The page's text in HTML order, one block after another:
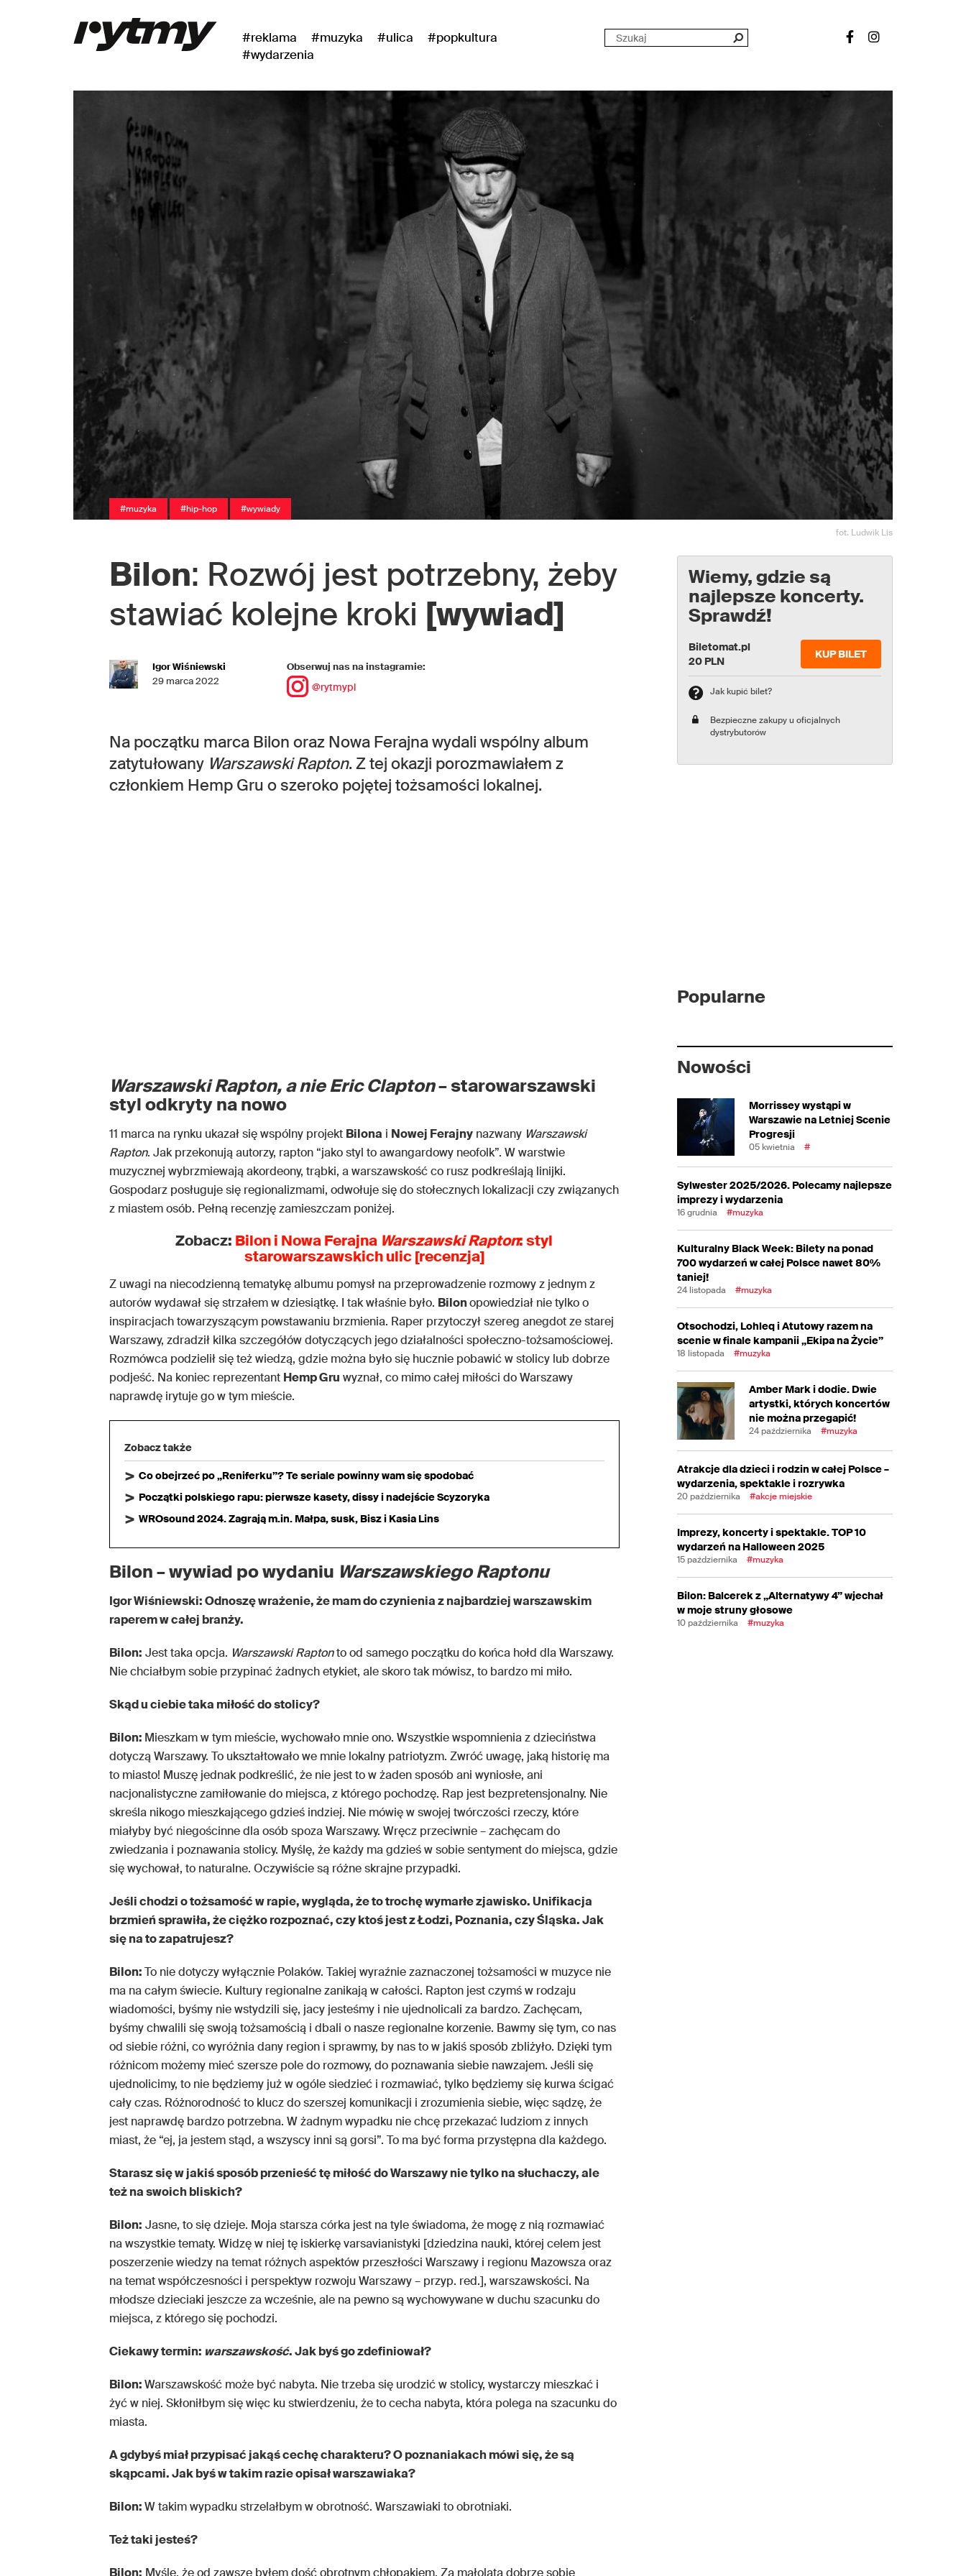
#reklama #muzyka #ulica
#popkultura
#wydarzenia
#muzyka #hip-hop #wywiady
fot. Ludwik Lis
Bilon: Rozwój jest potrzebny, żeby
stawiać kolejne kroki [wywiad]
Igor Wiśniewski
29 marca 2022
Obserwuj nas na instagramie:
@rytmypl
Na początku marca Bilon oraz Nowa Ferajna wydali wspólny album
zatytułowany Warszawski Rapton. Z tej okazji porozmawiałem z
członkiem Hemp Gru o szeroko pojętej tożsamości lokalnej.
Warszawski Rapton, a nie Eric Clapton– starowarszawski
styl odkryty na nowo
11 marca na rynku ukazał się wspólny projekt Bilona i Nowej Ferajny nazwany Warszawski
Rapton. Jak przekonują autorzy, rapton “jako styl to awangardowy neofolk”. W warstwie
muzycznej wybrzmiewają akordeony, trąbki, a warszawskość co rusz podkreślają linijki.
Gospodarz posługuje się regionalizmami, odwołuje się do stołecznych lokalizacji czy związanych
z miastem osób. Pełną recenzję zamieszczam poniżej.
Zobacz: Bilon i Nowa Ferajna Warszawski Rapton: styl
starowarszawskich ulic [recenzja]
Z uwagi na niecodzienną tematykę albumu pomysł na przeprowadzenie rozmowy z jednym z
autorów wydawał się strzałem w dziesiątkę. I tak właśnie było. Bilonopowiedział nie tylko o
inspiracjach towarzyszącym powstawaniu brzmienia. Raper przytoczył szereg anegdot ze starej
Warszawy, zdradził kilka szczegółów dotyczących jego działalności społeczno-tożsamościowej.
Rozmówca podzielił się też wiedzą, gdzie można było się hucznie pobawić w stolicy lub dobrze
podjeść. Na koniec reprezentant Hemp Gru wyznał, co mimo całej miłości do Warszawy
naprawdę irytuje go w tym mieście.
Zobacz także
Co obejrzeć po „Reniferku”? Te seriale powinny wam się spodobać
Początki polskiego rapu: pierwsze kasety, dissy i nadejście Scyzoryka
WROsound 2024. Zagrają m.in. Małpa, susk, Bisz i Kasia Lins
Bilon – wywiad po wydaniu Warszawskiego Raptonu
Igor Wiśniewski: Odnoszę wrażenie, że mam do czynienia z najbardziej warszawskim
raperem w całej branży.
Bilon: Jest taka opcja. Warszawski Raptonto od samego początku do końca hołd dla Warszawy.
Nie chciałbym sobie przypinać żadnych etykiet, ale skoro tak mówisz, to bardzo mi miło.
Skąd u ciebie taka miłość do stolicy?
Bilon: Mieszkam w tym mieście, wychowało mnie ono. Wszystkie wspomnienia z dzieciństwa
dotyczą Warszawy. To ukształtowało we mnie lokalny patriotyzm. Zwróć uwagę, jaką historię ma
to miasto! Muszę jednak podkreślić, że nie jest to w żaden sposób ani wyniosłe, ani
nacjonalistyczne zamiłowanie do miejsca, z którego pochodzę. Rap jest bezpretensjonalny. Nie
skreśla nikogo mieszkającego gdzieś indziej. Nie mówię w swojej twórczości rzeczy, które
miałyby być niegościnne dla osób spoza Warszawy. Wręcz przeciwnie – zachęcam do
zwiedzania i poznawania stolicy. Myślę, że każdy ma gdzieś w sobie sentyment do miejsca, gdzie
się wychował, to naturalne. Oczywiście są różne skrajne przypadki.
Jeśli chodzi o tożsamość w rapie, wygląda, że to trochę wymarłe zjawisko. Unifikacja
brzmień sprawiła, że ciężko rozpoznać, czy ktoś jest z Łodzi, Poznania, czy Śląska. Jak
się na to zapatrujesz?
Bilon:To nie dotyczy wyłącznie Polaków. Takiej wyraźnie zaznaczonej tożsamości w muzyce nie
ma na całym świecie. Kultury regionalne zanikają w całości. Rapton jest czymś w rodzaju
wiadomości, byśmy nie wstydzili się, jacy jesteśmy i nie ujednolicali za bardzo. Zachęcam,
byśmy chwalili się swoją tożsamością i dbali o nasze regionalne korzenie. Bawmy się tym, co nas
od siebie różni, co wyróżnia dany region i sprawmy, by nas to w jakiś sposób zbliżyło. Dzięki tym
różnicom możemy mieć szersze pole do rozmowy, do poznawania siebie nawzajem. Jeśli się
ujednolicimy, to nie będziemy już w ogóle siedzieć i rozmawiać, tylko będziemy się kurwa ścigać
cały czas. Różnorodność to klucz do szerszej komunikacji i zrozumienia siebie, więc sądzę, że
jest naprawdę bardzo potrzebna. W żadnym wypadku nie chcę przekazać ludziom z innych
miast, że “ej, ja jestem stąd, a wszyscy inni są gorsi”. To ma być forma przystępna dla każdego.
Starasz się w jakiś sposób przenieść tę miłość do Warszawy nie tylko na słuchaczy, ale
też na swoich bliskich?
Bilon: Jasne, to się dzieje. Moja starsza córka jest na tyle świadoma, że mogę z nią rozmawiać
na wszystkie tematy. Widzę w niej tę iskierkę varsavianistyki [dziedzina nauki, której celem jest
poszerzenie wiedzy na temat różnych aspektów przeszłości Warszawy i regionu Mazowsza oraz
na temat współczesności i perspektyw rozwoju Warszawy – przyp. red.], warszawskości. Na
młodsze dzieciaki jeszcze za wcześnie, ale na pewno są wychowywane w duchu szacunku do
miejsca, z którego się pochodzi.
Ciekawy termin: warszawskość. Jak byś go zdefiniował?
Bilon:Warszawskość może być nabyta. Nie trzeba się urodzić w stolicy, wystarczy mieszkać i
żyć w niej. Skłoniłbym się więc ku stwierdzeniu, że to cecha nabyta, która polega na szacunku do
miasta.
A gdybyś miał przypisać jakąś cechę charakteru? O poznaniakach mówi się, że są
skąpcami. Jak byś w takim razie opisał warszawiaka?
Bilon:W takim wypadku strzelałbym w obrotność. Warszawiaki to obrotniaki.
Też taki jesteś?
Bilon: Myślę, że od zawsze byłem dość obrotnym chłopakiem. Za małolata dobrze sobie
Wiemy, gdzie są
najlepsze koncerty.
Sprawdź!
Biletomat.pl
20 PLN
KUP BILET
Jak kupić bilet?
Bezpieczne zakupy u oficjalnych
dystrybutorów
Popularne
Nowości
Morrissey wystąpi w
Warszawie na Letniej Scenie
Progresji
05 kwietnia #
Sylwester 2025/2026. Polecamy najlepsze
imprezy i wydarzenia
16 grudnia #muzyka
Kulturalny Black Week: Bilety na ponad
700 wydarzeń w całej Polsce nawet 80%
taniej!
24 listopada #muzyka
Otsochodzi, Lohleq i Atutowy razem na
scenie w finale kampanii „Ekipa na Życie”
18 listopada #muzyka
Amber Mark i dodie. Dwie
artystki, których koncertów
nie można przegapić!
24 października #muzyka
Atrakcje dla dzieci i rodzin w całej Polsce –
wydarzenia, spektakle i rozrywka
20 października #akcje miejskie
Imprezy, koncerty i spektakle. TOP 10
wydarzeń na Halloween 2025
15 października #muzyka
Bilon: Balcerek z „Alternatywy 4” wjechał
w moje struny głosowe
10 października #muzyka